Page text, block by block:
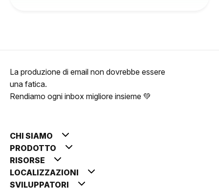
La produzione di email non dovrebbe essere
una fatica.
Rendiamo ogni inbox migliore insieme 💚
CHI SIAMO
PRODOTTO
RISORSE
LOCALIZZAZIONI
SVILUPPATORI